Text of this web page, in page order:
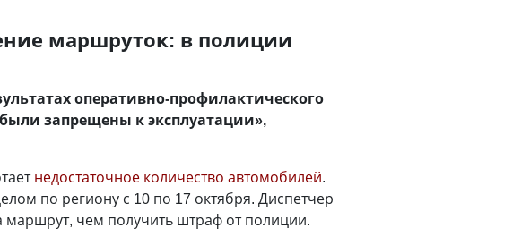
маршруток: в полиции
оперативно-профилактического
запрещены к эксплуатации»,
недостаточное количество автомобилей.
по региону с 10 по 17 октября. Диспетчер
маршрут, чем получить штраф от полиции.